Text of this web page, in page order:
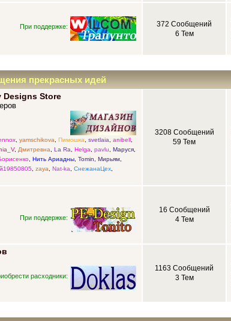
При поддержке:
372 Сообщений
6 Тем
прекрасных идей
Designs Store
, yamschikova, Пимошка, svetlaia, anibell,
, Дмитревна, La Ra, Helga, pavlu, Маруся,
, Нить Ариадны, Tomin, Мирьям,
, zaya, Nat-ka, СнежанаЦех,
3208 Сообщений
59 Тем
При поддержке:
16 Сообщений
4 Тем
расходники:
1163 Сообщений
3 Тем